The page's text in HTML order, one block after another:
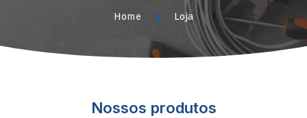
Home Loja
Nossos produtos